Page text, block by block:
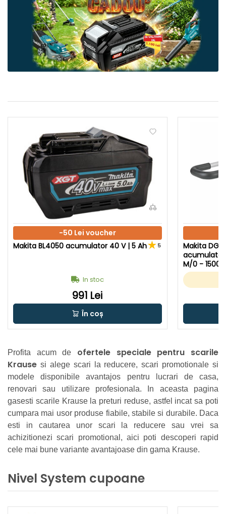
-50 Lei voucher
Makita BL4050 acumulator 40 V | 5 Ah
5
In stoc
991 Lei
În coș
Makita
acumulator
M/0 - 1500
ulator +
ginal
Profita acum de ofertele speciale pentru scarile
Krause si alege scari la reducere, scari promotionale si
modele disponibile avantajos pentru lucrari de casa,
renovari sau utilizare profesionala. In aceasta pagina
gasesti scarile Krause la preturi reduse, astfel incat sa poti
cumpara mai usor produse fiabile, stabile si durabile. Daca
esti in cautarea unor scari la reducere sau vrei sa
achizitionezi scari promotional, aici poti descoperi rapid
cele mai bune variante avantajoase din gama Krause.
Nivel System cupoane